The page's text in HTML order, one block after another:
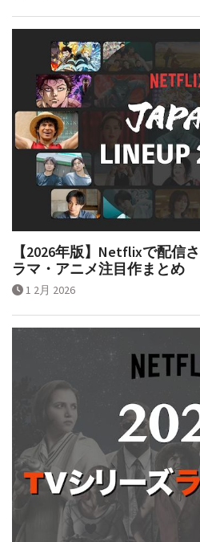
【2026年版】Netflixで配信
ラマ・アニメ注目作まとめ